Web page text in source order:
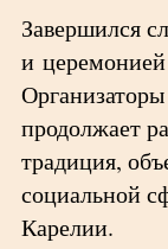
Завершился
и
продолжает
традиция,
социальной
Карелии.